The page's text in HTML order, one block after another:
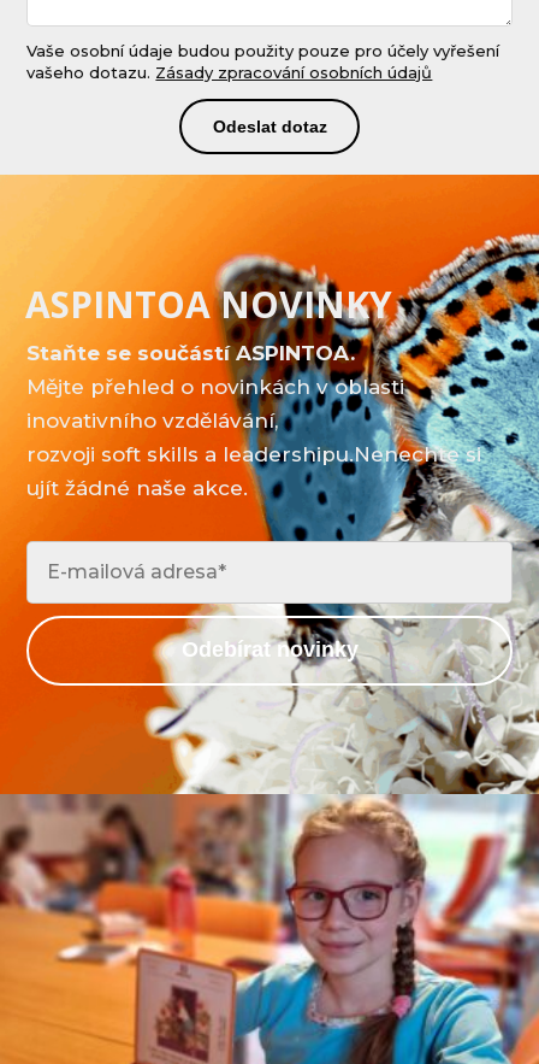
Vaše osobní údaje budou použity pouze pro účely vyřešení
vašeho dotazu. Zásady zpracování osobních údajů
Odeslat dotaz
ASPINTOA NOVINKY
Staňte se součástí ASPINTOA.
Mějte přehled o novinkách v oblasti
inovativního vzdělávání,
rozvoji soft skills a leadershipu.Nenechte si
ujít žádné naše akce.
Odebírat novinky